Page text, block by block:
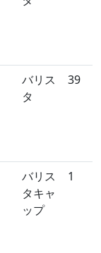
バリス
タ
39
バリス
タキャ
ップ
1